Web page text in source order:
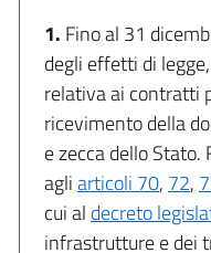
1. Fino al 31
degli effetti di
relativa ai contratti
ricevimento della
e zecca dello
agliarticoli 70, 72,
cui al decreto
infrastrutture e dei